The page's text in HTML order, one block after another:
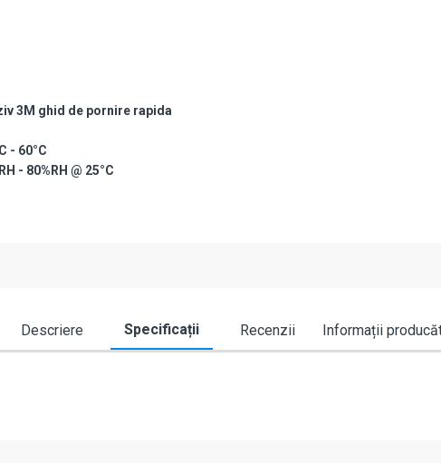
3M ghid de pornire rapida
- 60°C
- 80%RH @ 25°C
Descriere Specificații Recenzii Informații